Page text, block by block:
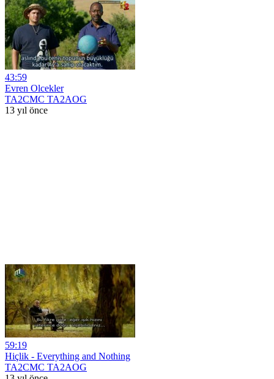
43:59
Evren Olcekler
TA2CMC TA2AOG
13 yıl önce
59:19
Hiçlik - Everything and Nothing
TA2CMC TA2AOG